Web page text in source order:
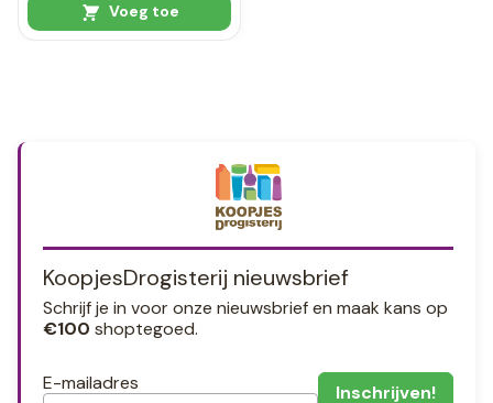
Voeg toe
KoopjesDrogisterij nieuwsbrief
Schrijf je in voor onze nieuwsbrief en maak kans op
€100 shoptegoed.
E-mailadres